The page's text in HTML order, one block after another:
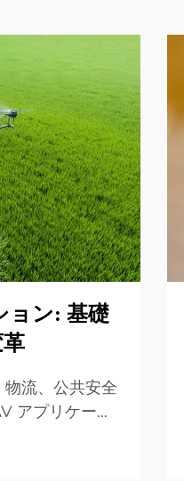
ョン: 基礎
流、公共安全
アプリケーシ